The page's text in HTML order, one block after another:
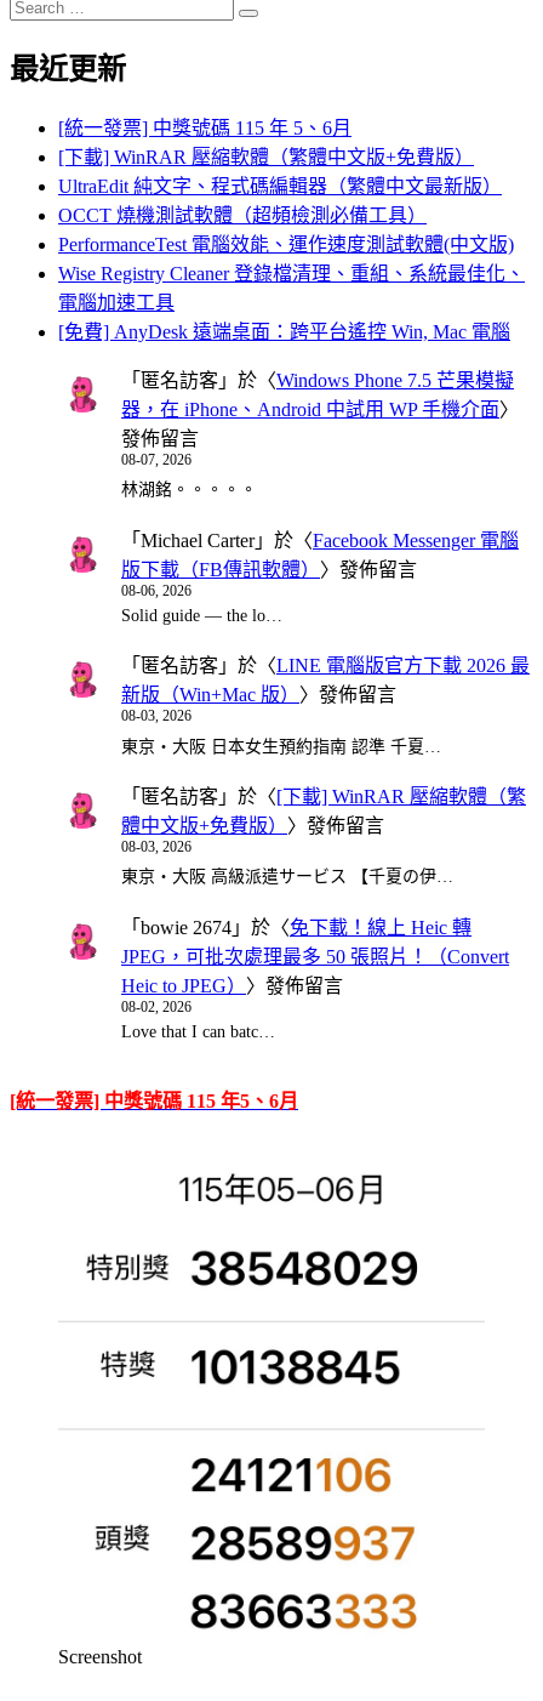
Search
for:
Search
最近更新
[統一發票] 中獎號碼 115 年 5、6月
[下載] WinRAR 壓縮軟體（繁體中文版+免費版）
UltraEdit 純文字、程式碼編輯器（繁體中文最新版）
OCCT 燒機測試軟體（超頻檢測必備工具）
PerformanceTest 電腦效能、運作速度測試軟體(中文版)
Wise Registry Cleaner 登錄檔清理、重組、系統最佳化、
電腦加速工具
[免費] AnyDesk 遠端桌面：跨平台遙控 Win, Mac 電腦
「 匿名訪客 」於〈Windows Phone 7.5 芒果模擬
器，在 iPhone、Android 中試用 WP 手機介面〉
發佈留言
08-07, 2026
林湖銘。。。。。
「 Michael Carter」於〈Facebook Messenger 電腦
版下載（FB傳訊軟體） 〉發佈留言
08-06, 2026
Solid guide — the lo…
「 匿名訪客 」於〈LINE 電腦版官方下載 2026 最
新版（Win+Mac 版）
〉發佈留言
08-03, 2026
東京・大阪 日本女生預約指南 認準 千夏…
「 匿名訪客 」於〈[下載] WinRAR 壓縮軟體（繁
體中文版+免費版） 〉發佈留言
08-03, 2026
東京・大阪 高級派遣サービス 【千夏の伊…
「 bowie 2674 」於〈免下載！線上 Heic 轉
JPEG，可批次處理最多 50 張照片！（Convert
Heic to JPEG） 〉發佈留言
08-02, 2026
Love that I can batc…
[統一發票] 中獎號碼 115 年5、6月
Screenshot